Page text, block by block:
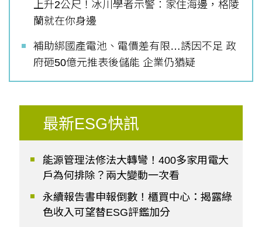
上升2公尺！冰川學者示警：家住海邊，格陵
蘭就在你身邊
補助綁國產電池、電價差有限…誘因不足 政
府砸50億元推表後儲能 企業仍猶疑
最新ESG快訊
能源管理法修法大轉彎！400多家用電大
戶為何排除？兩大變動一次看
永續報告書申報倒數！櫃買中心：揭露綠
色收入可望替ESG評鑑加分